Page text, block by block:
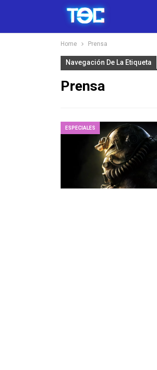
Home Prensa
Navegación De La Etiqueta
Prensa
ESPECIALES